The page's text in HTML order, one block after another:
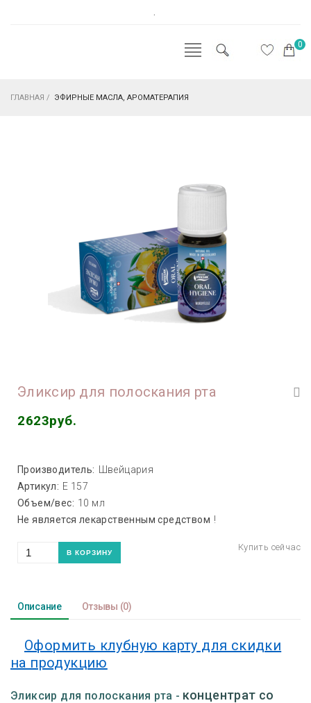
.
0
ГЛАВНАЯ / ЭФИРНЫЕ МАСЛА, АРОМАТЕРАПИЯ
Эликсир для полоскания рта
2623руб.
Производитель:
Швейцария
Артикул: Е 157
Объем/вес: 10 мл
Не является лекарственным средством !
Описание Отзывы (0)
Оформить клубную карту для скидки
на продукцию
Эликсир для полоскания рта - концентрат со